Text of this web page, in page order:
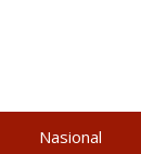
Nasional